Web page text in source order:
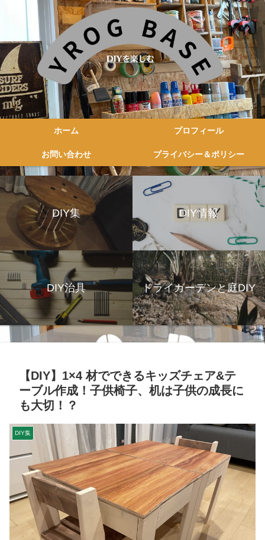
ホーム プロフィール
お問い合わせ プライバシー＆ポリシー
DIY集 DIY情報
DIY治具 ドライガーデンと庭DIY
【DIY】1×4 材でできるキッズチェア&テ
ーブル作成！子供椅子、机は子供の成長に
も大切！？
DIY集